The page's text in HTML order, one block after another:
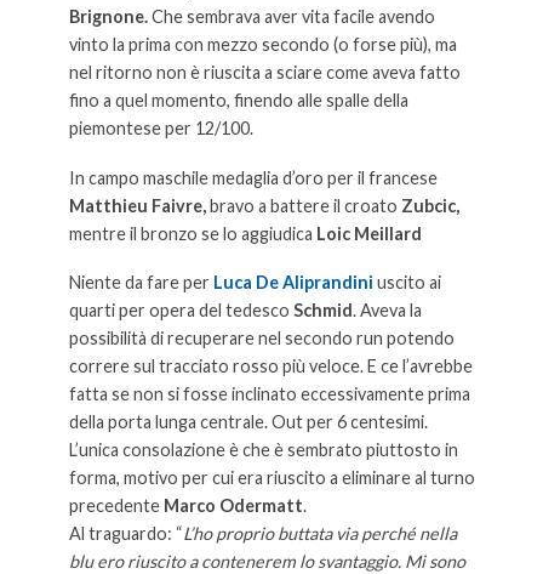
Brignone.Che sembrava aver vita facile avendo
vinto la prima con mezzo secondo (o forse più), ma
nel ritorno non è riuscita a sciare come aveva fatto
fino a quel momento, finendo alle spalle della
piemontese per 12/100.
In campo maschile medaglia d’oro per il francese
Matthieu Faivre,bravo a battere il croato Zubcic,
mentre il bronzo se lo aggiudica Loic Meillard
Niente da fare per Luca De Aliprandini uscito ai
quarti per opera del tedesco Schmid. Aveva la
possibilità di recuperare nel secondo run potendo
correre sul tracciato rosso più veloce. E ce l’avrebbe
fatta se non si fosse inclinato eccessivamente prima
della porta lunga centrale. Out per 6 centesimi.
L’unica consolazione è che è sembrato piuttosto in
forma, motivo per cui era riuscito a eliminare al turno
precedente Marco Odermatt.
Al traguardo: “L’ho proprio buttata via perché nella
blu ero riuscito a contenerem lo svantaggio. Mi sono